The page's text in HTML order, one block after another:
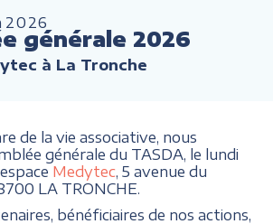
2026
générale 2026
à La Tronche
de la vie associative, nous
générale du TASDA, le lundi
Medytec , 5 avenue du
LA TRONCHE.
bénéficiaires de nos actions,